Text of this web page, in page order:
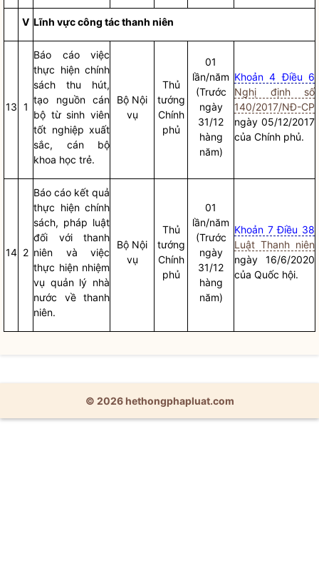
V Lĩnh vựccông tácthanh niên
13 1
Báo cáoviệc
thực hiện chính
sách thu hút,
tạo nguồn cán
bộ từ sinh viên
tốt nghiệp xuất
sắc, cán bộ
khoa học trẻ.
Bộ Nội
vụ
Thủ
tướng
Chính
phủ
01
lần/năm
(Trước
ngày
31/12
hàng
năm)
Khoản 4 Điều 6
Nghị định số
140/2017/NĐ-CP
ngày 05/12/2017
của Chính phủ.
14 2
Báo cáo kết quả
thực hiện chính
sách, pháp luật
đối với thanh
niên và việc
thực hiện nhiệm
vụ quản lý nhà
nước về thanh
niên.
Bộ Nội
vụ
Thủ
tướng
Chính
phủ
01
lần/năm
(Trước
ngày
31/12
hàng
năm)
Khoản 7 Điều 38
Luật Thanh niên
ngày 16/6/2020
của Quốc hội.
© 2026 hethongphapluat.com